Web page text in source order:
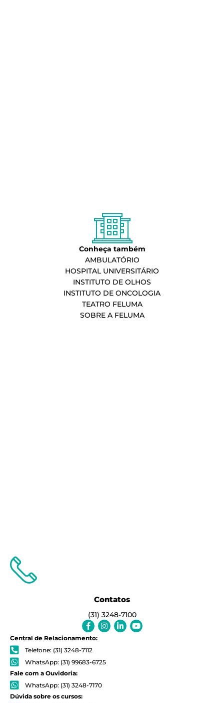
Conheça também
AMBULATÓRIO
HOSPITAL UNIVERSITÁRIO
INSTITUTO DE OLHOS
INSTITUTO DE ONCOLOGIA
TEATRO FELUMA
SOBRE A FELUMA
Contatos
(31) 3248-7100
Facebook-
f
Instagram
Linkedin-
in
Youtube
Central de Relacionamento:
Telefone: (31) 3248-7112
WhatsApp: (31) 99683-6725
Fale com a Ouvidoria:
WhatsApp: (31) 3248-7170
Dúvida sobre os cursos: